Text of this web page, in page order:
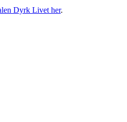
Dyrk Livet her.